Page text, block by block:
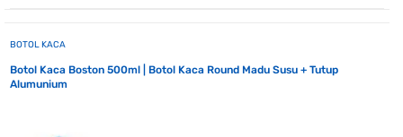
BOTOL KACA
Botol Kaca Boston 500ml | Botol Kaca Round Madu Susu + Tutup
Alumunium